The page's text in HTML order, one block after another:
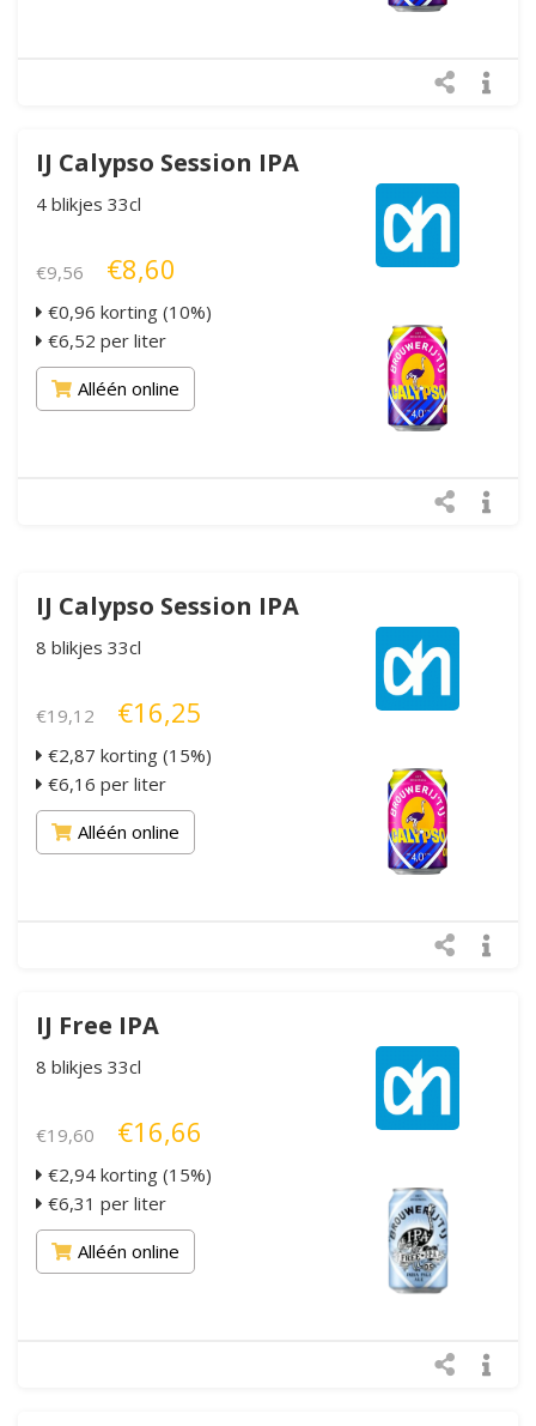
IJ Calypso Session IPA
4 blikjes 33cl
€9,56 €8,60
€0,96 korting (10%)
€6,52 per liter
Alléén online
IJ Calypso Session IPA
8 blikjes 33cl
€19,12 €16,25
€2,87 korting (15%)
€6,16 per liter
Alléén online
IJ Free IPA
8 blikjes 33cl
€19,60 €16,66
€2,94 korting (15%)
€6,31 per liter
Alléén online